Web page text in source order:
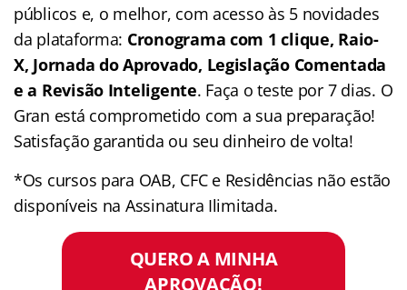
públicos e, o melhor, com acesso às 5 novidades
da plataforma: Cronograma com 1 clique, Raio-
X, Jornada do Aprovado, Legislação Comentada
e a Revisão Inteligente. Faça o teste por 7 dias. O
Gran está comprometido com a sua preparação!
Satisfação garantida ou seu dinheiro de volta!
*Os cursos para OAB, CFC e Residências não estão
disponíveis na Assinatura Ilimitada.
QUERO A MINHA
APROVAÇÃO!